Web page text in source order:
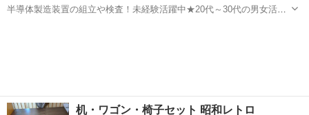
半導体製造装置の組立や検査！未経験活躍中★20代～30代の男女活躍
机・ワゴン・椅子セット 昭和レトロ